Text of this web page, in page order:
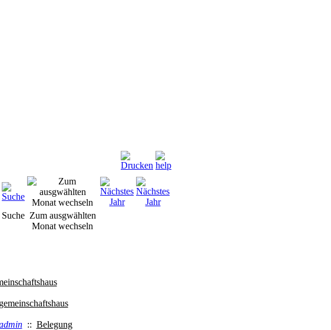
Suche Zum ausgwählten
Monat wechseln
:: Belegung